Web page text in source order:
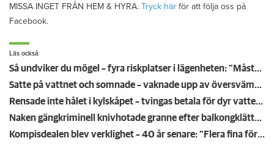
MISSA INGET FRÅN HEM & HYRA. Tryck här för att följa oss på
Facebook.
Läs också
Så undviker du mögel – fyra riskplatser i lägenheten: ”Måste städa bort”
Satte på vattnet och somnade – vaknade upp av översvämning hos grannen
Rensade inte hålet i kylskåpet – tvingas betala för dyr vattenskada
Naken gängkriminell knivhotade granne efter balkongklättring
Kompisdealen blev verklighet – 40 år senare: "Flera fina fördelar med att dela bostad"